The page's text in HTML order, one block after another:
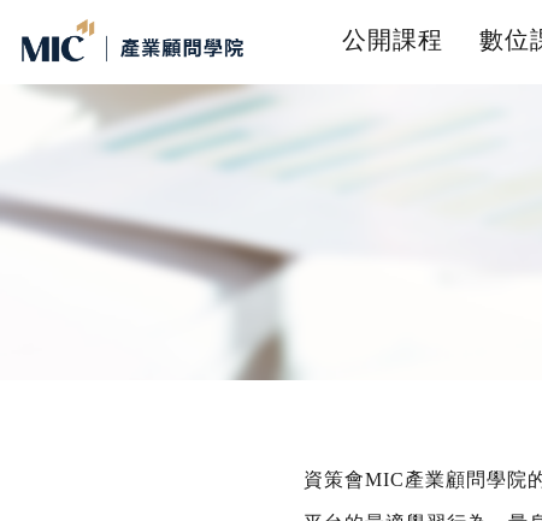
公開課程 數位
資策會MIC產業顧問學院